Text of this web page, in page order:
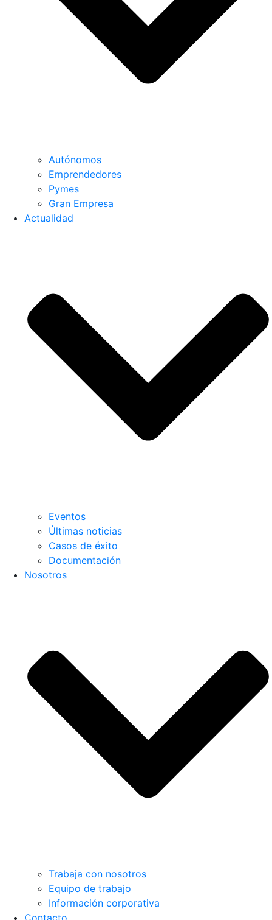
Autónomos
Emprendedores
Pymes
Gran Empresa
Actualidad
Eventos
Últimas noticias
Casos de éxito
Documentación
Nosotros
Trabaja con nosotros
Equipo de trabajo
Información corporativa
Contacto